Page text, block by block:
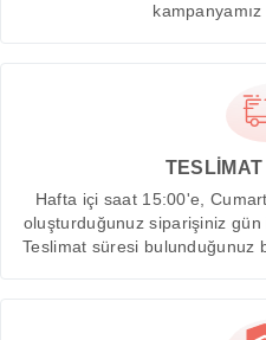
TESLİMAT
Hafta içi saat 15:00'e,
oluşturduğunuz siparişiniz
Teslimat süresi bulunduğunuz